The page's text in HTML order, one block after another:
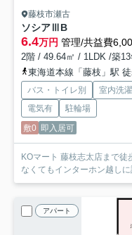
藤枝市瀬古
ソシアⅢB
6.4万円 管理/共益費
2階 / 49.64㎡ / 1LDK /築
東海道本線「藤枝」駅
バス・トイレ別 室内洗
電気有
駐輪場
敷0 即入居可
KOマート 藤枝志太店まで
なくてもインターホン越し
アパート